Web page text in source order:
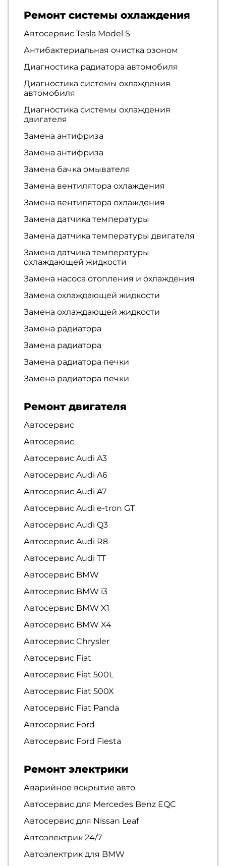
Ремонт системы охлаждения
Автосервис Tesla Model S
Антибактериальная очистка озоном
Диагностика радиатора автомобиля
Диагностика системы охлаждения
автомобиля
Диагностика системы охлаждения
двигателя
Замена антифриза
Замена антифриза
Замена бачка омывателя
Замена вентилятора охлаждения
Замена вентилятора охлаждения
Замена датчика температуры
Замена датчика температуры двигателя
Замена датчика температуры
охлаждающей жидкости
Замена насоса отопления и охлаждения
Замена охлаждающей жидкости
Замена охлаждающей жидкости
Замена радиатора
Замена радиатора
Замена радиатора печки
Замена радиатора печки
Ремонт двигателя
Автосервис
Автосервис
Автосервис Audi A3
Автосервис Audi A6
Автосервис Audi A7
Автосервис Audi e-tron GT
Автосервис Audi Q3
Автосервис Audi R8
Автосервис Audi TT
Автосервис BMW
Автосервис BMW i3
Автосервис BMW X1
Автосервис BMW X4
Автосервис Chrysler
Автосервис Fiat
Автосервис Fiat 500L
Автосервис Fiat 500X
Автосервис Fiat Panda
Автосервис Ford
Автосервис Ford Fiesta
Ремонт электрики
Аварийное вскрытие авто
Автосервис для Mercedes Benz EQC
Автосервис для Nissan Leaf
Автоэлектрик 24/7
Автоэлектрик для BMW